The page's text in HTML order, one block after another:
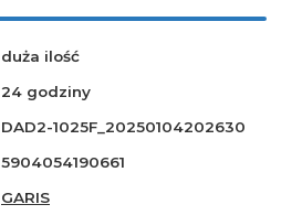
duża ilość
24 godziny
DAD2-1025F_20250104202630
5904054190661
GARIS